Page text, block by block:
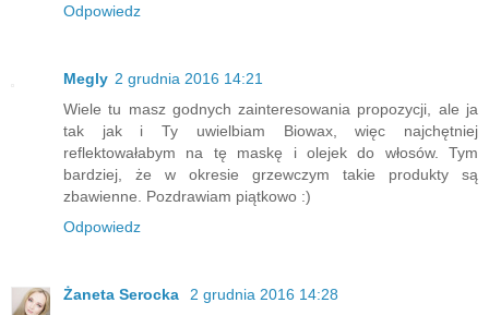
Odpowiedz
Megly 2 grudnia 2016 14:21
Wiele tu masz godnych zainteresowania propozycji, ale ja
tak jak i Ty uwielbiam Biowax, więc najchętniej
reflektowałabym na tę maskę i olejek do włosów. Tym
bardziej, że w okresie grzewczym takie produkty są
zbawienne. Pozdrawiam piątkowo :)
Odpowiedz
Żaneta Serocka 2 grudnia 2016 14:28